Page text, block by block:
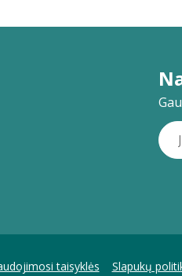
taisyklės Slapukų